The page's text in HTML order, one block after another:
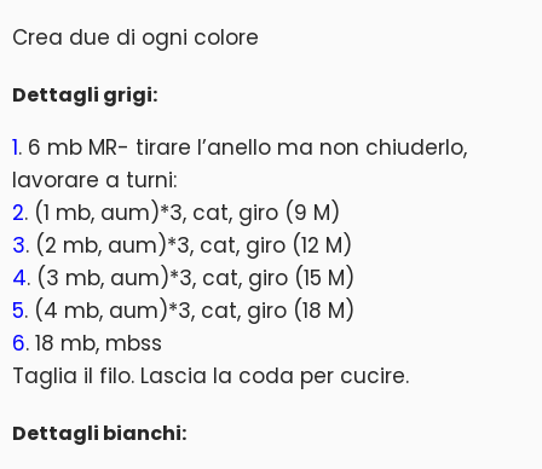
Crea due di ogni colore
Dettagli grigi:
1. 6 mb MR- tirare l’anello ma non chiuderlo,
lavorare a turni:
2. (1 mb, aum)*3, cat, giro (9 M)
3. (2 mb, aum)*3, cat, giro (12 M)
4. (3 mb, aum)*3, cat, giro (15 M)
5. (4 mb, aum)*3, cat, giro (18 M)
6. 18 mb, mbss
Taglia il filo. Lascia la coda per cucire.
Dettagli bianchi: